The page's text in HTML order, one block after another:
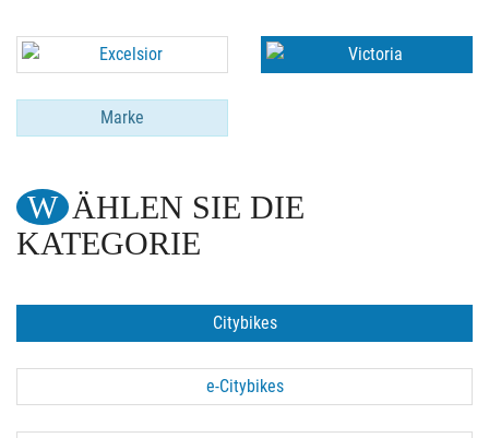
Marke
WÄHLEN SIE DIE
KATEGORIE
Citybikes
e-Citybikes